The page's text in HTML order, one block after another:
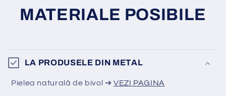
MATERIALE POSIBILE
LA PRODUSELE DIN METAL
Pielea naturală de bivol ➔VEZI PAGINA